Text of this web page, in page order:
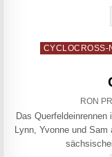
Posted in
CYCLOCROSS-
RON
Das
Lynn, Yvonne und